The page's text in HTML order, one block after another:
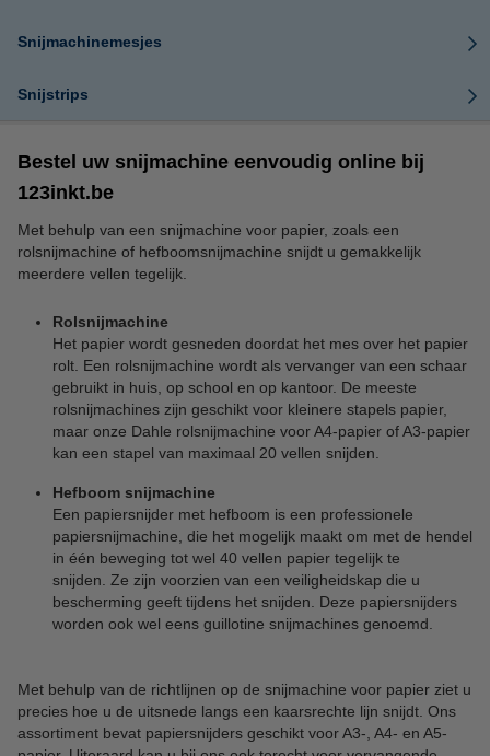
Snijmachinemesjes
Snijstrips
Bestel uw snijmachine eenvoudig online bij
123inkt.be
Met behulp van een snijmachine voor papier, zoals een
rolsnijmachine of hefboomsnijmachine snijdt u gemakkelijk
meerdere vellen tegelijk.
Rolsnijmachine
Het papier wordt gesneden doordat het mes over het papier
rolt. Een rolsnijmachine wordt als vervanger van een schaar
gebruikt in huis, op school en op kantoor. De meeste
rolsnijmachines zijn geschikt voor kleinere stapels papier,
maar onze Dahle rolsnijmachine voor A4-papier of A3-papier
kan een stapel van maximaal 20 vellen snijden.
Hefboom snijmachine
Een papiersnijder met hefboom is een professionele
papiersnijmachine, die het mogelijk maakt om met de hendel
in één beweging tot wel 40 vellen papier tegelijk te
snijden. Ze zijn voorzien van een veiligheidskap die u
bescherming geeft tijdens het snijden. Deze papiersnijders
worden ook wel eens guillotine snijmachines genoemd.
Met behulp van de richtlijnen op de snijmachine voor papier ziet u
precies hoe u de uitsnede langs een kaarsrechte lijn snijdt. Ons
assortiment bevat papiersnijders geschikt voor A3-, A4- en A5-